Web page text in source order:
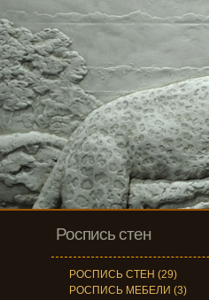
Роспись стен
РОСПИСЬ СТЕН (29)
РОСПИСЬ МЕБЕЛИ (3)